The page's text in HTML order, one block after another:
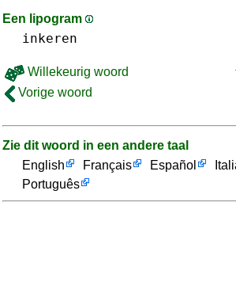
Een lipogram
inkeren
Willekeurig woord
Vorige woord
Zie dit woord in een andere taal
English
Français Español
Português